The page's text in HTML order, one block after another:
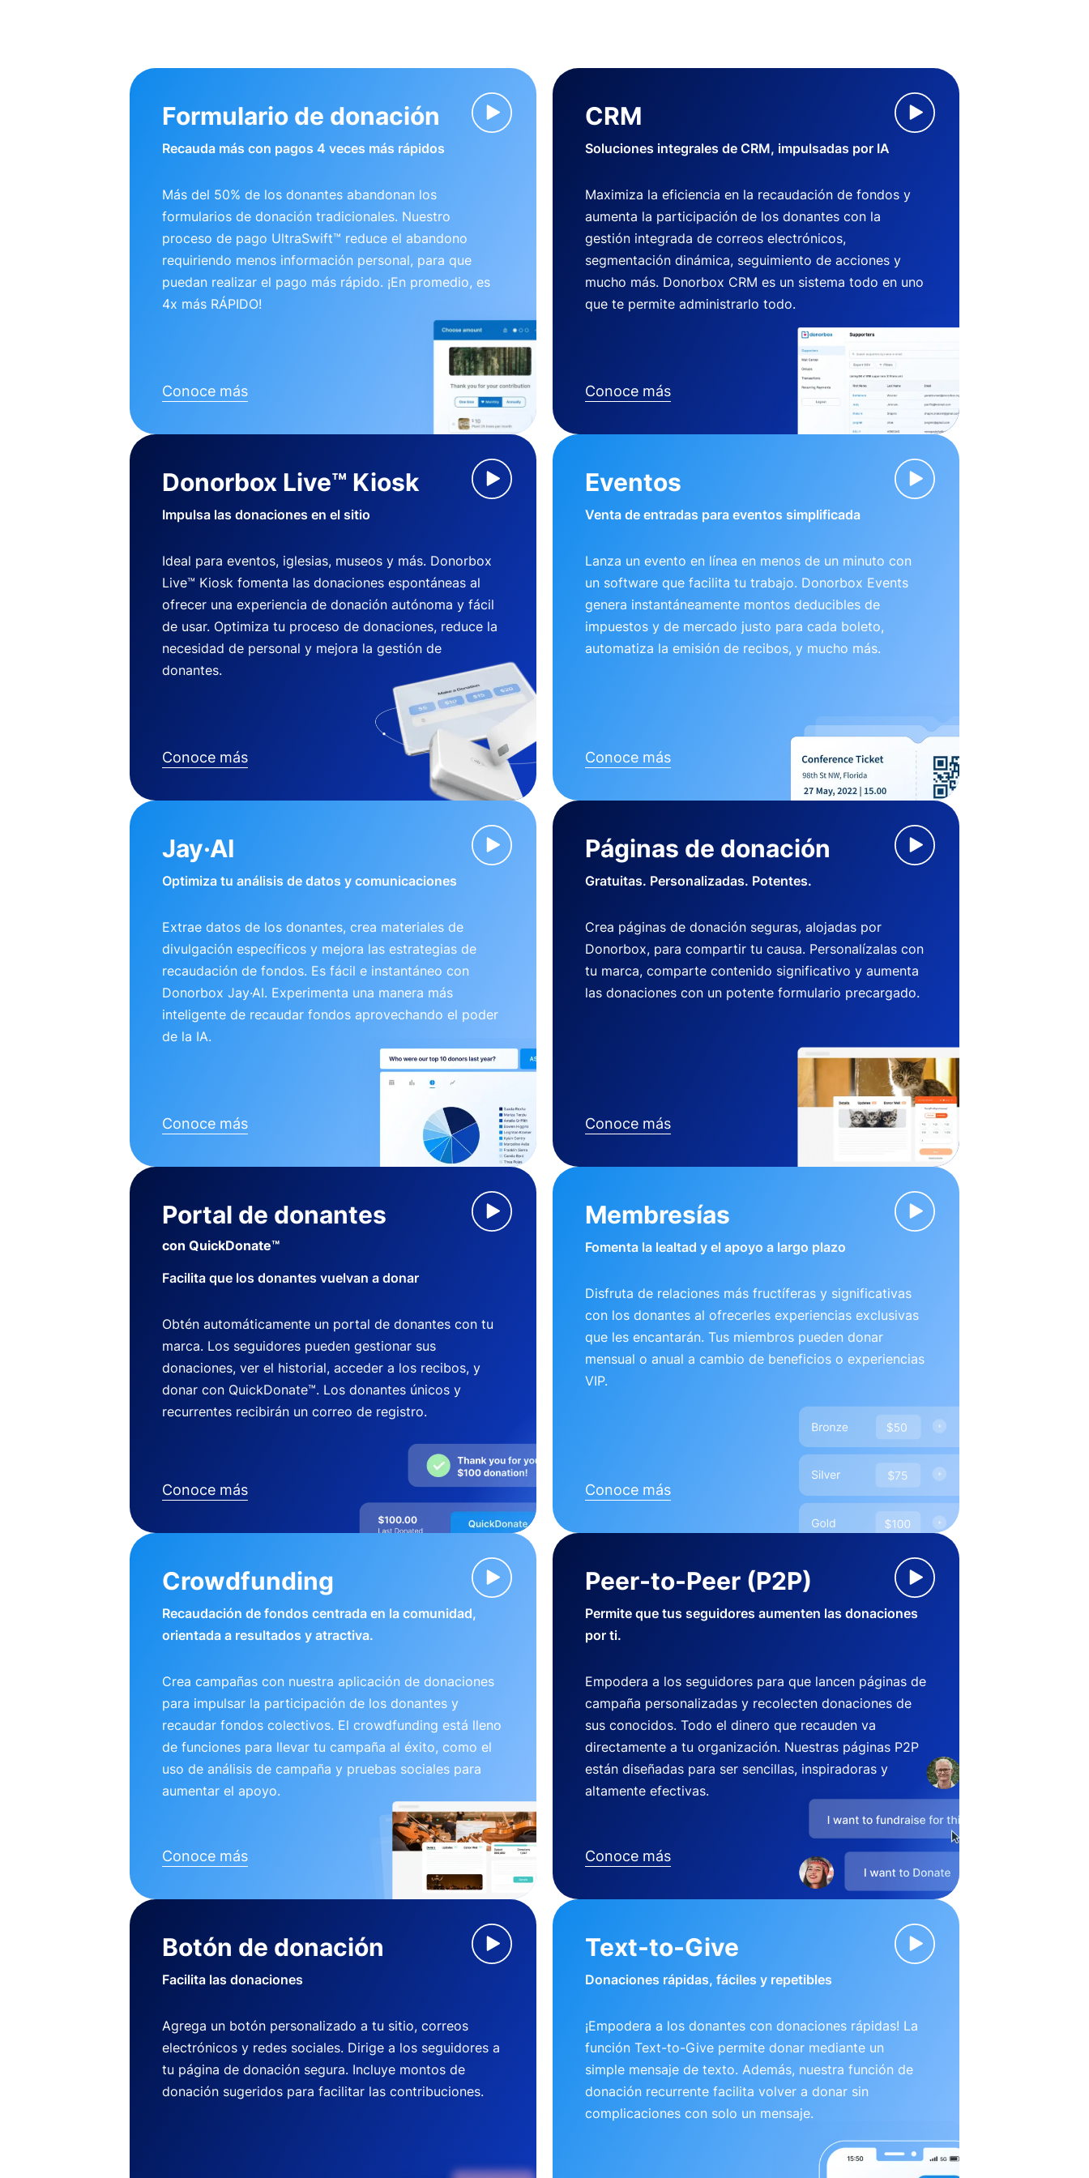
Formulario de donación
Recauda más con pagos 4 veces más rápidos
Más del 50% de los donantes abandonan los
formularios de donación tradicionales. Nuestro
proceso de pago UltraSwift™ reduce el abandono
requiriendo menos información personal, para que
puedan realizar el pago más rápido. ¡En promedio, es
4x más RÁPIDO!
Conoce más
CRM
Soluciones integrales de CRM, impulsadas por IA
Maximiza la eficiencia en la recaudación de fondos y
aumenta la participación de los donantes con la
gestión integrada de correos electrónicos,
segmentación dinámica, seguimiento de acciones y
mucho más. Donorbox CRM es un sistema todo en uno
que te permite administrarlo todo.
Conoce más
Donorbox Live™ Kiosk
Impulsa las donaciones en el sitio
Ideal para eventos, iglesias, museos y más. Donorbox
Live™ Kiosk fomenta las donaciones espontáneas al
ofrecer una experiencia de donación autónoma y fácil
de usar. Optimiza tu proceso de donaciones, reduce la
necesidad de personal y mejora la gestión de
donantes.
Conoce más
Eventos
Venta de entradas para eventos simplificada
Lanza un evento en línea en menos de un minuto con
un software que facilita tu trabajo. Donorbox Events
genera instantáneamente montos deducibles de
impuestos y de mercado justo para cada boleto,
automatiza la emisión de recibos, y mucho más.
Conoce más
Jay·AI
Optimiza tu análisis de datos y comunicaciones
Extrae datos de los donantes, crea materiales de
divulgación específicos y mejora las estrategias de
recaudación de fondos. Es fácil e instantáneo con
Donorbox Jay·AI. Experimenta una manera más
inteligente de recaudar fondos aprovechando el poder
de la IA.
Conoce más
Páginas de donación
Gratuitas. Personalizadas. Potentes.
Crea páginas de donación seguras, alojadas por
Donorbox, para compartir tu causa. Personalízalas con
tu marca, comparte contenido significativo y aumenta
las donaciones con un potente formulario precargado.
Conoce más
Portal de donantes
con QuickDonate™
Facilita que los donantes vuelvan a donar
Obtén automáticamente un portal de donantes con tu
marca. Los seguidores pueden gestionar sus
donaciones, ver el historial, acceder a los recibos, y
donar con QuickDonate™. Los donantes únicos y
recurrentes recibirán un correo de registro.
Conoce más
Membresías
Fomenta la lealtad y el apoyo a largo plazo
Disfruta de relaciones más fructíferas y significativas
con los donantes al ofrecerles experiencias exclusivas
que les encantarán. Tus miembros pueden donar
mensual o anual a cambio de beneficios o experiencias
VIP.
Conoce más
Crowdfunding
Recaudación de fondos centrada en la comunidad,
orientada a resultados y atractiva.
Crea campañas con nuestra aplicación de donaciones
para impulsar la participación de los donantes y
recaudar fondos colectivos. El crowdfunding está lleno
de funciones para llevar tu campaña al éxito, como el
uso de análisis de campaña y pruebas sociales para
aumentar el apoyo.
Conoce más
Peer-to-Peer (P2P)
Permite que tus seguidores aumenten las donaciones
por ti.
Empodera a los seguidores para que lancen páginas de
campaña personalizadas y recolecten donaciones de
sus conocidos. Todo el dinero que recauden va
directamente a tu organización. Nuestras páginas P2P
están diseñadas para ser sencillas, inspiradoras y
altamente efectivas.
Conoce más
Botón de donación
Facilita las donaciones
Agrega un botón personalizado a tu sitio, correos
electrónicos y redes sociales. Dirige a los seguidores a
tu página de donación segura. Incluye montos de
donación sugeridos para facilitar las contribuciones.
Text-to-Give
Donaciones rápidas, fáciles y repetibles
¡Empodera a los donantes con donaciones rápidas! La
función Text-to-Give permite donar mediante un
simple mensaje de texto. Además, nuestra función de
donación recurrente facilita volver a donar sin
complicaciones con solo un mensaje.